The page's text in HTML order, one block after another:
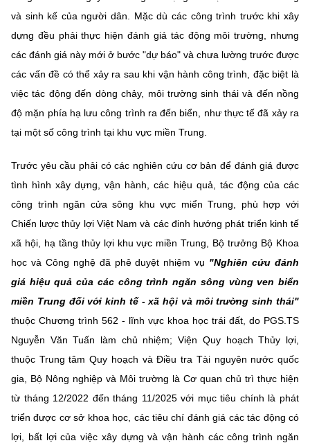
Địa chỉ: Ban Biên tập Cổng TTĐT - 18 Nguyễn Du, TP. Hà Nội
Email:stc@mst.gov.vn
©2026 Bản quyền thuộc Bộ Khoa Học và Công Nghệ
(Ghi rõ nguồn "https://mst.gov.vn" khi phát hành lại thông tin từ
website này)
và sinh kế của người dân. Mặc dù các công trình trước khi xây
dựng đều phải thực hiện đánh giá tác động môi trường, nhưng
các đánh giá này mới ở bước "dự báo" và chưa lường trước được
các vấn đề có thể xảy ra sau khi vận hành công trình, đặc biệt là
việc tác động đến dòng chảy, môi trường sinh thái và đến nồng
độ mặn phía hạ lưu công trình ra đến biển, như thực tế đã xảy ra
tại một số công trình tại khu vực miền Trung.
Trước yêu cầu phải có các nghiên cứu cơ bản để đánh giá được
tình hình xây dựng, vận hành, các hiệu quả, tác động của các
công trình ngăn cửa sông khu vực miển Trung, phù hợp với
Chiến lược thủy lợi Việt Nam và các đinh hướng phát triển kinh tế
xã hội, hạ tầng thủy lợi khu vực miền Trung, Bộ trưởng Bộ Khoa
học và Công nghệ đã phê duyệt nhiệm vụ "Nghiên cứu đánh
giá hiệu quả của các công trình ngăn sông vùng ven biển
miền Trung đối với kinh tế - xã hội và môi trường sinh thái"
thuộc Chương trình 562 - lĩnh vực khoa học trái đất, do PGS.TS
Nguyễn Văn Tuấn làm chủ nhiệm; Viện Quy hoạch Thủy lợi,
thuộc Trung tâm Quy hoạch và Điều tra Tài nguyên nước quốc
gia, Bộ Nông nghiệp và Môi trường là Cơ quan chủ trì thực hiện
từ tháng 12/2022 đến tháng 11/2025 với mục tiêu chính là phát
triển được cơ sở khoa học, các tiêu chí đánh giá các tác động có
lợi, bất lợi của việc xây dựng và vận hành các công trình ngăn